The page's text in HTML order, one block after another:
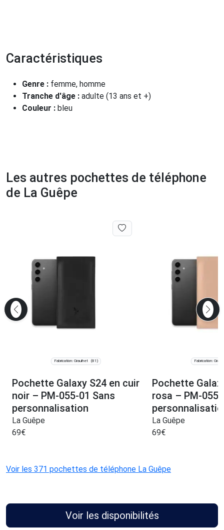
Caractéristiques
Genre : femme, homme
Tranche d'âge : adulte (13 ans et +)
Couleur : bleu
Les autres pochettes de téléphone
de La Guêpe
Fabrication: Graulhet (81)
Pochette Galaxy S24 en cuir
noir – PM-055-01 Sans
personnalisation
La Guêpe
69€
Fabrication:
Pochette
rosa – PM-
La Guêpe
69€
Voir les 371 pochettes de téléphone La Guêpe
Voir les disponibilités